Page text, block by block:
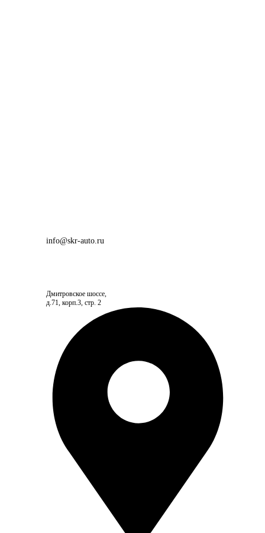
info@skr-auto.ru
Дмитровское шоссе,
д.71, корп.3, стр. 2